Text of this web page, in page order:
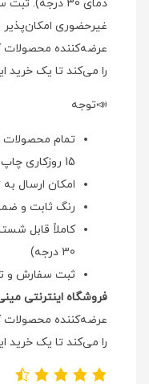
دمای 30
غیرحضوری امکان‌پذیر
عرضه‌کننده محصولات
را می‌کند تا یک خرید
📣توجه
15 روزکاری چاپ و تولید می‌شوند.
امکان ارسال
رنگ ثابت و ضمانت 2
کاملاً قابل
30 درجه)
ثبت سفارش و
فروشگاه اینترنتی
عرضه‌کننده محصولات
را می‌کند تا یک خرید